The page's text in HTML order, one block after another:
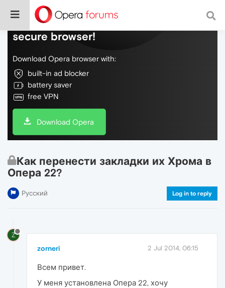
Do more on the web, with a fast and
secure browser!
Download Opera browser with:
built-in ad blocker
battery saver
free VPN
Download Opera
Как перенести закладки их Хрома в
Опера 22?
Русский Log in to reply
Z
zorneri 2 Jul 2014, 06:15
Всем привет.
У меня установлена Опера 22, хочу